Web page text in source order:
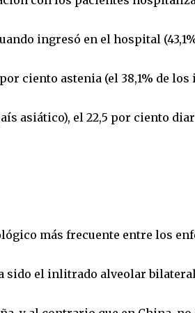
ingresó en el hospital
ciento astenia (el 38,1% de
asiático), el 22,5 por ciento
más frecuente entre los
sido el inlitrado alveolar